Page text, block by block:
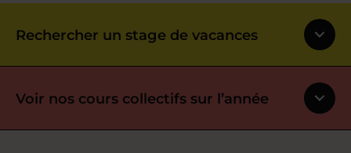
Rechercher un stage de vacances
Voir nos cours collectifs sur l’année